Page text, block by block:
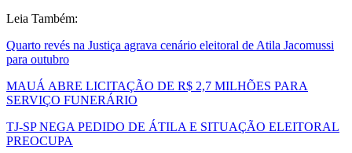
Leia Também:
Quarto revés na Justiça agrava cenário eleitoral de Atila Jacomussi
para outubro
MAUÁ ABRE LICITAÇÃO DE R$ 2,7 MILHÕES PARA
SERVIÇO FUNERÁRIO
TJ-SP NEGA PEDIDO DE ÁTILA E SITUAÇÃO ELEITORAL
PREOCUPA